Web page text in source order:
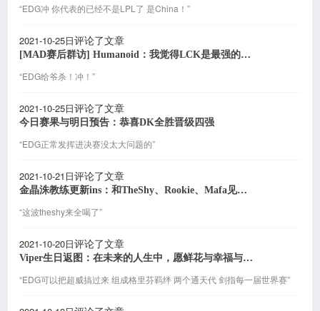
“EDG冲 你代表的已经不是LPL了 是China！”
2021-10-25日评论了文章
[MAD赛后群访] Humanoid：我觉得LCK是最强的赛区
“EDG给爷杀！冲！”
2021-10-25日评论了文章
今日赛果与明日预告：恭喜DK全胜晋级四强
“EDG正常发挥进决赛没太大问题的”
2021-10-21日评论了文章
金晶洙教练更新ins：和TheShy、Rookie、Mafa见面了
“这波theshy来全喝了”
2021-10-20日评论了文章
Viper生日返图：在未来的人生中，愿鲜花与幸福与你常伴
“EDG可以把超威搞过来 组成格里芬羁绊 两个通天代 剑指每一届世界赛”